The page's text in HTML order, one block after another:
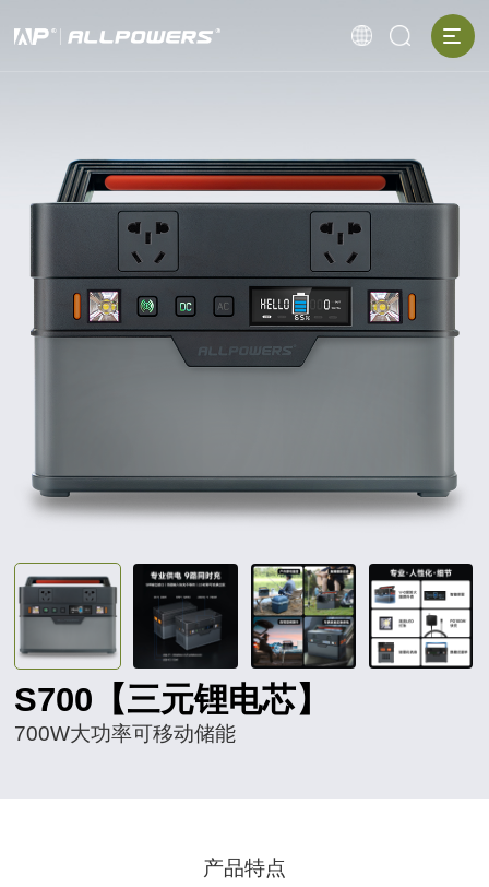
S700【三元锂电芯】
700W大功率可移动储能
产品特点